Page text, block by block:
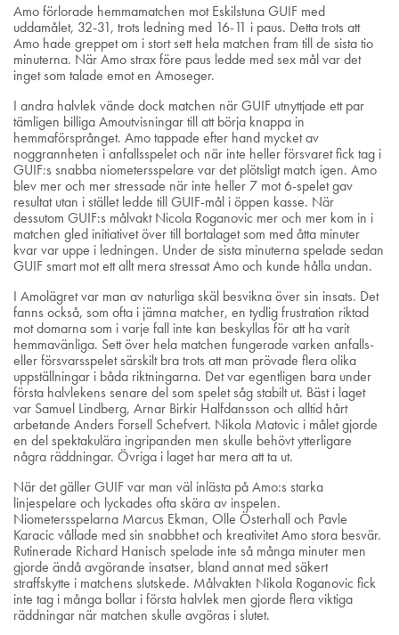
Amo förlorade hemmamatchen mot Eskilstuna GUIF med
uddamålet, 32-31, trots ledning med 16-11 i paus. Detta trots att
Amo hade greppet om i stort sett hela matchen fram till de sista tio
minuterna. När Amo strax före paus ledde med sex mål var det
inget som talade emot en Amoseger.
I andra halvlek vände dock matchen när GUIF utnyttjade ett par
tämligen billiga Amoutvisningar till att börja knappa in
hemmaförsprånget. Amo tappade efter hand mycket av
noggrannheten i anfallsspelet och när inte heller försvaret fick tag i
GUIF:s snabba niometersspelare var det plötsligt match igen. Amo
blev mer och mer stressade när inte heller 7 mot 6-spelet gav
resultat utan i stället ledde till GUIF-mål i öppen kasse. När
dessutom GUIF:s målvakt Nicola Roganovic mer och mer kom in i
matchen gled initiativet över till bortalaget som med åtta minuter
kvar var uppe i ledningen. Under de sista minuterna spelade sedan
GUIF smart mot ett allt mera stressat Amo och kunde hålla undan.
I Amolägret var man av naturliga skäl besvikna över sin insats. Det
fanns också, som ofta i jämna matcher, en tydlig frustration riktad
mot domarna som i varje fall inte kan beskyllas för att ha varit
hemmavänliga. Sett över hela matchen fungerade varken anfalls-
eller försvarsspelet särskilt bra trots att man prövade flera olika
uppställningar i båda riktningarna. Det var egentligen bara under
första halvlekens senare del som spelet såg stabilt ut. Bäst i laget
var Samuel Lindberg, Arnar Birkir Halfdansson och alltid hårt
arbetande Anders Forsell Schefvert. Nikola Matovic i målet gjorde
en del spektakulära ingripanden men skulle behövt ytterligare
några räddningar. Övriga i laget har mera att ta ut.
När det gäller GUIF var man väl inlästa på Amo:s starka
linjespelare och lyckades ofta skära av inspelen.
Niometersspelarna Marcus Ekman, Olle Österhall och Pavle
Karacic vållade med sin snabbhet och kreativitet Amo stora besvär.
Rutinerade Richard Hanisch spelade inte så många minuter men
gjorde ändå avgörande insatser, bland annat med säkert
straffskytte i matchens slutskede. Målvakten Nikola Roganovic fick
inte tag i många bollar i första halvlek men gjorde flera viktiga
räddningar när matchen skulle avgöras i slutet.